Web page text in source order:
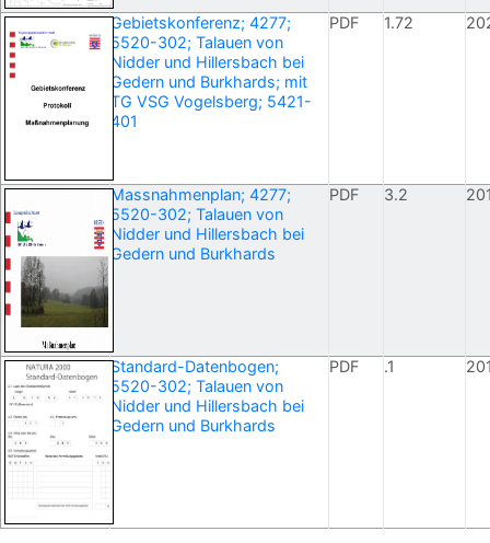
Gebietskonferenz; 4277;
5520-302; Talauen von
Nidder und Hillersbach bei
Gedern und Burkhards; mit
TG VSG Vogelsberg; 5421-
401
PDF 1.72
Massnahmenplan; 4277;
5520-302; Talauen von
Nidder und Hillersbach bei
Gedern und Burkhards
PDF 3.2
Standard-Datenbogen;
5520-302; Talauen von
Nidder und Hillersbach bei
Gedern und Burkhards
PDF .1